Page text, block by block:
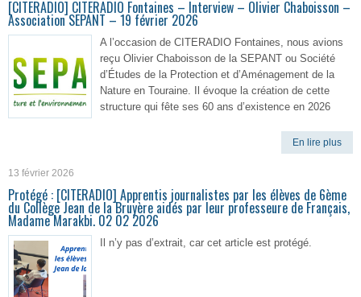
[CITERADIO] CITERADIO Fontaines – Interview – Olivier Chaboisson –
Association SEPANT – 19 février 2026
A l’occasion de CITERADIO Fontaines, nous avions
reçu Olivier Chaboisson de la SEPANT ou Société
d’Études de la Protection et d’Aménagement de la
Nature en Touraine. Il évoque la création de cette
structure qui fête ses 60 ans d’existence en 2026
En lire plus
13 février 2026
Protégé : [CITERADIO] Apprentis journalistes par les élèves de 6ème
du Collège Jean de la Bruyère aidés par leur professeure de Français,
Madame Marakbi. 02 02 2026
Il n’y pas d’extrait, car cet article est protégé.